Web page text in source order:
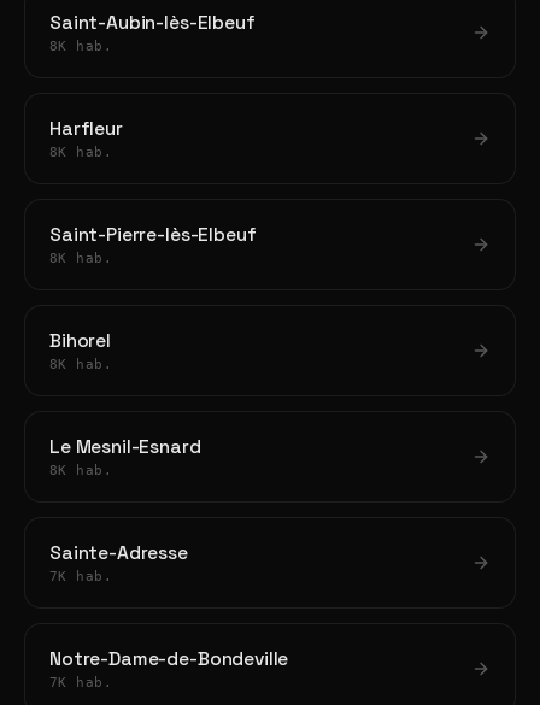
Saint-Aubin-lès-Elbeuf
8K hab.
Harfleur
8K hab.
Saint-Pierre-lès-Elbeuf
8K hab.
Bihorel
8K hab.
Le Mesnil-Esnard
8K hab.
Sainte-Adresse
7K hab.
Notre-Dame-de-Bondeville
7K hab.